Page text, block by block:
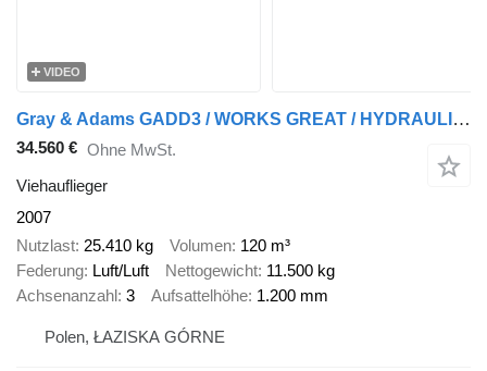
VIDEO
Gray & Adams GADD3 / WORKS GREAT / HYDRAULIC / 2 LEVELS
34.560 € Ohne MwSt.
Viehauflieger
2007
Nutzlast 25.410 kg Volumen 120 m³
Federung Luft/Luft Nettogewicht 11.500 kg
Achsenanzahl 3 Aufsattelhöhe 1.200 mm
Polen, ŁAZISKA GÓRNE